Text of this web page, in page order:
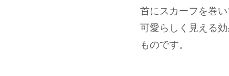
首にスカーフを巻
可愛らしく見える
ものです。